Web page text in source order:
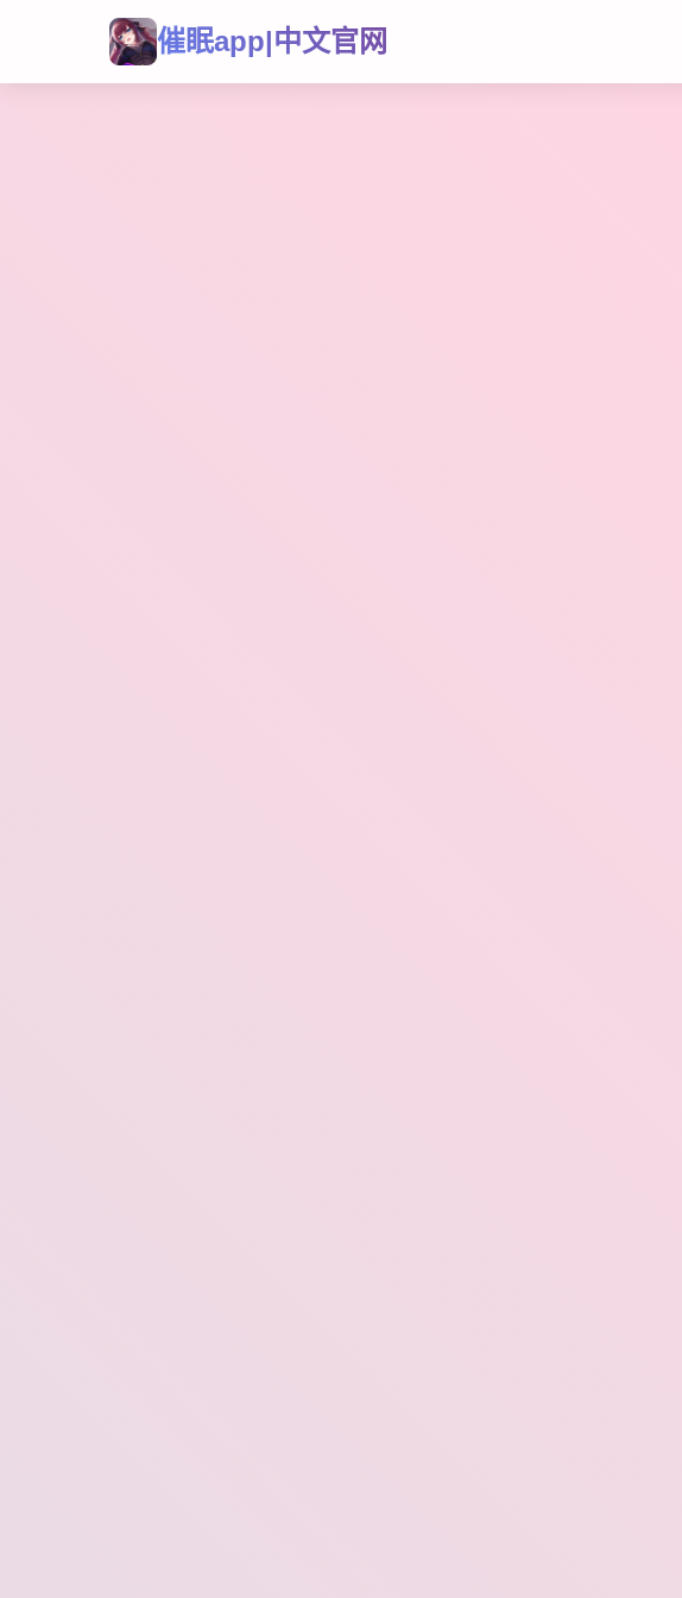
催眠app|中文官网